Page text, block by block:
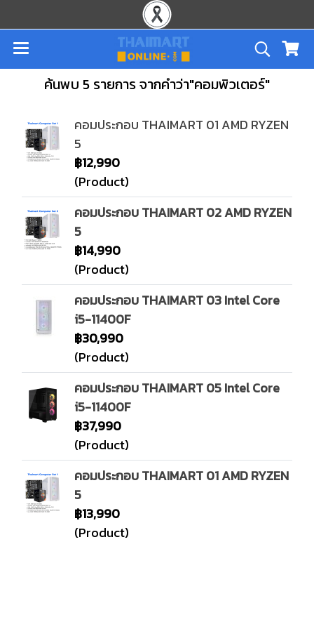
ค้นพบ 5 รายการ จากคำว่า"คอมพิวเตอร์"
คอมประกอบ THAIMART 01 AMD RYZEN
5
฿12,990
(Product)
คอมประกอบ THAIMART 02 AMD RYZEN
5
฿14,990
(Product)
คอมประกอบ THAIMART 03 Intel Core
i5-11400F
฿30,990
(Product)
คอมประกอบ THAIMART 05 Intel Core
i5-11400F
฿37,990
(Product)
คอมประกอบ THAIMART 01 AMD RYZEN
5
฿13,990
(Product)